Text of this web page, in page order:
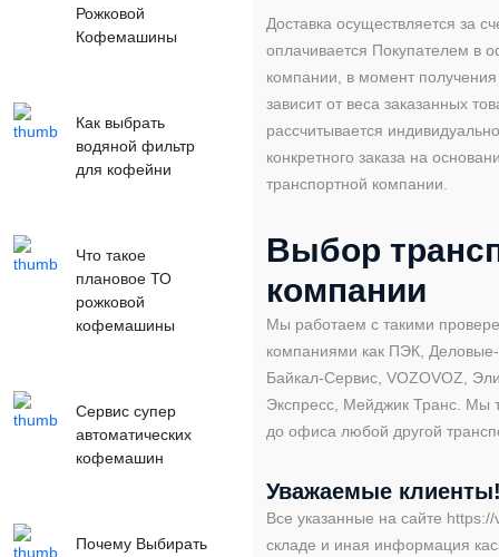
Рожковой
Кофемашины
Как выбрать
водяной фильтр
для кофейни
Что такое
плановое ТО
рожковой
кофемашины
Сервис супер
автоматических
кофемашин
Почему Выбирать
Доставка осуществляется за
оплачивается Покупателем в
компании, в момент получения
зависит от веса заказанных
рассчитывается
конкретного заказа на
транспортной компании.
Выбор
компании
Мы работаем с такими
компаниями как ПЭК,
Байкал-Сервис, VOZOVOZ,
Экспресс, Мейджик Транс. Мы
до офиса любой другой
Уважаемые
Все указанные на сайте
складе и иная информация